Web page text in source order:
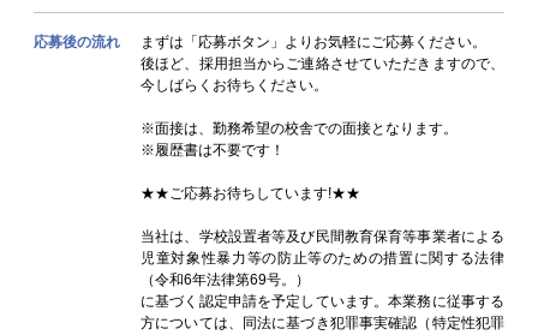
応募後の流れ
まずは「応募ボタン」よりお気軽にご応募ください。
後ほど、採用担当からご連絡させていただきますので、
今しばらくお待ちください。
※面接は、勤務希望の校舎での面接となります。
※履歴書は不要です！
★★ご応募お待ちしています!★★
当社は、学校設置者等及び民間教育保育等事業者による
児童対象性暴力等の防止等のための措置に関する法律
（令和6年法律第69号。）
に基づく認定申請を予定しています。本業務に従事する
方については、同法に基づき犯罪事実確認（特定性犯罪